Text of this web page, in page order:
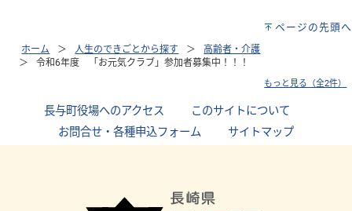
ページの先頭へ
ホーム 人生のできごとから探す
高齢者・介護
令和6年度 「お元気クラブ」参加者募集中！！！
もっと見る（全2件）
長与町役場へのアクセス このサイトについて
お問合せ・各種申込フォーム
サイトマップ